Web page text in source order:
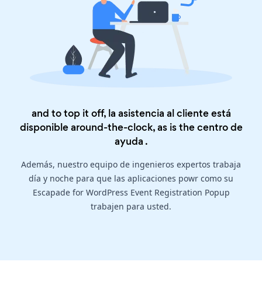
and to top it off, la asistencia al cliente está
disponible around-the-clock, as is thecentro de
ayuda .
Además, nuestro equipo de ingenieros expertos trabaja
día y noche para que las aplicaciones powr como su
Escapade for WordPress Event Registration Popup
trabajen para usted.